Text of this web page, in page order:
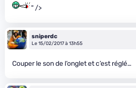
" />
sniperdc
Le 15/02/2017 à 13h55
Couper le son de l’onglet et c’est réglé…